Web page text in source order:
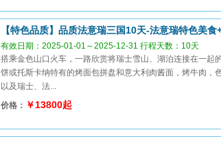
【特色品质】品质法意瑞三国10天-法意瑞特色美食
有效日期：2025-01-01～2025-12-31 行程天数：10天
搭乘金色山口火车，一路欣赏将瑞士雪山、湖泊连接在一起
饼或托斯卡纳特有的烤面包拼盘和意大利肉酱面，烤牛肉，
以及瑞士、法...
价格： ￥13800起